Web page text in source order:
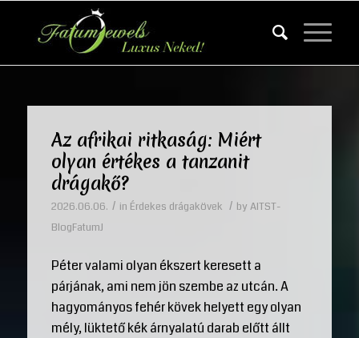
Az afrikai ritkaság: Miért
olyan értékes a tanzanit
drágakő?
2026.06.06. / in Érdekes drágakövek / by AITST-
BlogFatumJ
Péter valami olyan ékszert keresett a
párjának, ami nem jön szembe az utcán. A
hagyományos fehér kövek helyett egy olyan
mély, lüktető kék árnyalatú darab előtt állt